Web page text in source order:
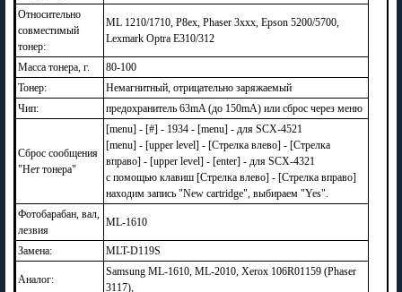
Относительно
совместимый
тонер:
ML 1210/1710, P8ex, Phaser 3xxx, Epson 5200/5700,
Lexmark Optra E310/312
Масса тонера, г.
80-100
Тонер:
Немагнитный, отрицательно заряжаемый
Чип:
предохранитель 63mA (до 150mA) или сброс через меню
Сброс сообщения
"Нет тонера"
[menu] - [#] - 1934 - [menu] - для SCX-4521
[menu] - [upper level] - [Стрелка влево] - [Стрелка
вправо] - [upper level] - [enter] - для SCX-4321
с помощью клавиш [Стрелка влево] - [Стрелка вправо]
находим запись "New cartridge", выбираем "Yes".
Фотобарабан, вал,
лезвия
ML-1610
Замена: MLT-D119S
Аналог:
Samsung ML-1610, ML-2010, Xerox 106R01159 (Phaser
3117),